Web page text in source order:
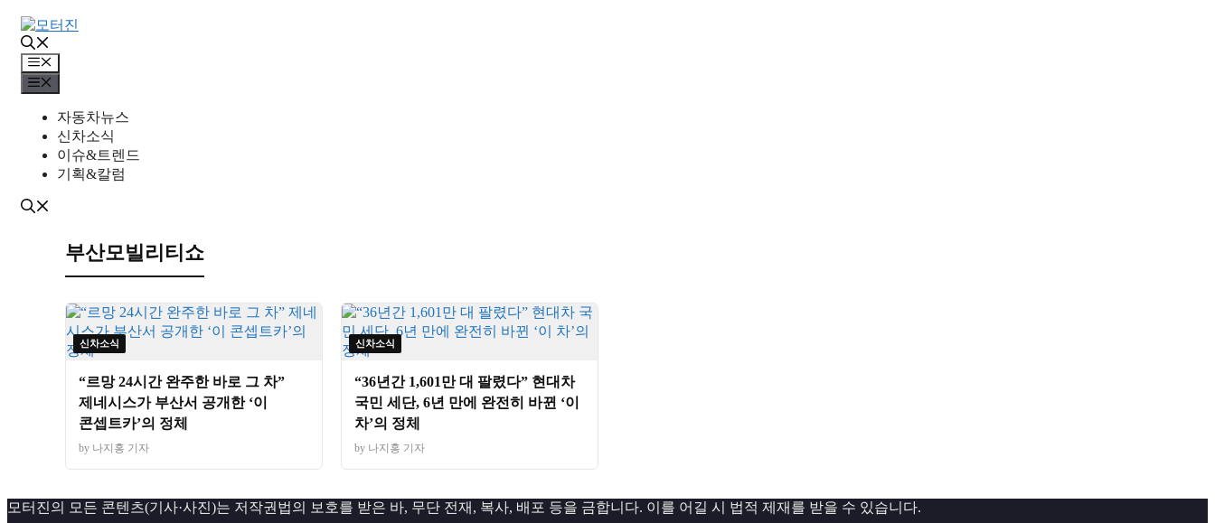
메
뉴
자동차뉴스
신차소식
이슈&트렌드
기획&칼럼
부산모빌리티쇼
신차소식
“르망 24시간 완주한 바로 그 차”
제네시스가 부산서 공개한 ‘이
콘셉트카’의 정체
by 나지홍 기자
신차소식
“36년간 1,601만 대 팔렸다” 현대차
국민 세단, 6년 만에 완전히 바뀐 ‘이
차’의 정체
by 나지홍 기자
모터진의 모든 콘텐츠(기사·사진)는 저작권법의 보호를 받은 바, 무단 전재, 복사, 배포 등을 금합니다. 이를 어길 시 법적 제재를 받을 수 있습니다.